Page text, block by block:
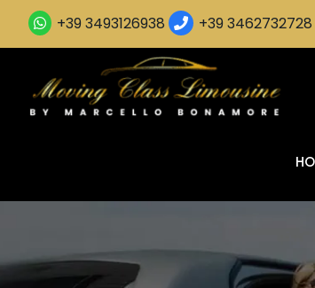
+39 3493126938 +39 3462732728